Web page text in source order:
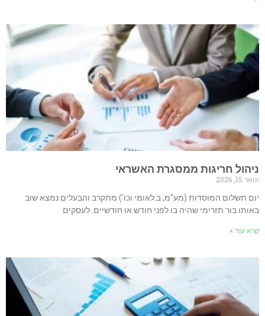
חריגות ממסגרת האשראי
המוסדות (מע"מ, ב.לאומי וכו') מתקרב והבעלים נמצא שוב
תזרימי שהיה בו לפני חודש או חודשיים. לעסקים